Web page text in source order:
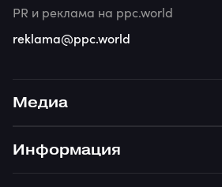
Медиа
Информация
PR и реклама на ppc.world
reklama@ppc.world